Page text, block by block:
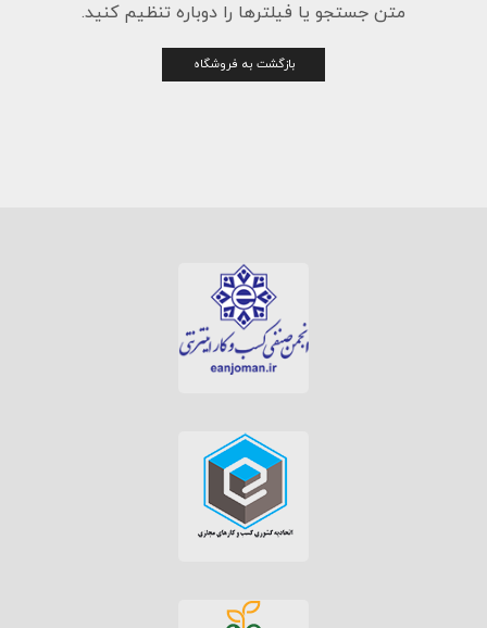
متن جستجو یا فیلترها را دوباره تنظیم کنید.
بازگشت به فروشگاه